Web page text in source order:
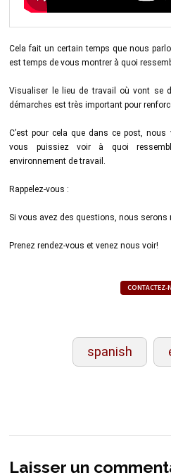
Cela fait un certain temps que nous
est temps de vous montrer à quoi
Visualiser le lieu de travail où vont se
démarches est très important pour
C’est pour cela que dans ce post,
vous puissiez voir à quoi
environnement de travail.
Rappelez-vous :
Si vous avez des questions, nous serons
Prenez rendez-vous et venez nous voir!
CONTACTEZ-
spanish
Laisser un